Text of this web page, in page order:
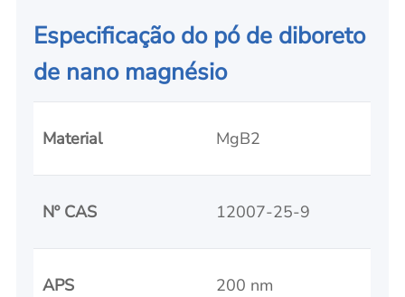
Especificação do pó de diboreto
de nano magnésio
Material MgB2
Nº CAS 12007-25-9
APS 200 nm